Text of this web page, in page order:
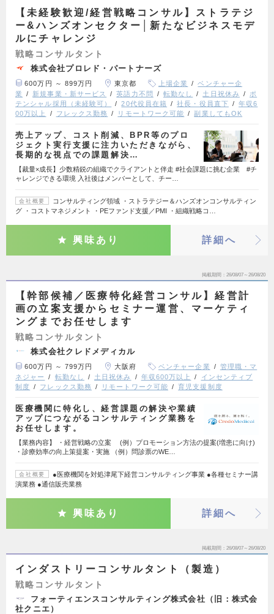
【未経験歓迎/経営戦略コンサル】ストラテジ
ー&ハンズオンセクター│新たなビジネスモデ
ルにチャレンジ
戦略コンサルタント
株式会社プロレド・パートナーズ
600万円 ～ 899万円 東京都 上場企業
ベンチャー企
業
新規事業・新サービス 英語力不問 転勤なし 土日祝休み
ポ
テンシャル採用（未経験可）
20代役員在籍 社長・役員直下
年収6
00万以上
フレックス勤務 リモートワーク可能 副業してもOK
売上アップ、コスト削減、BPR等のプロ
ジェクト実行支援に注力いただきながら、
長期的な視点での課題解決…
【裁量×成長】少数精鋭の組織でクライアントと伴走 #社会課題に挑む企業 #チ
ャレンジできる環境 入社後はメンバーとして、チー…
会社概要
コンサルティング領域 ・ストラテジー＆ハンズオンコンサルティン
グ ・コストマネジメント ・PEファンド支援／PMI ・組織戦略コ…
興味あり 詳細へ
掲載期間 26/08/07～26/08/20
【幹部候補／医療特化経営コンサル】経営計
画の立案支援からセミナー運営、マーケティ
ングまでお任せします
戦略コンサルタント
株式会社クレドメディカル
600万円 ～ 799万円 大阪府 ベンチャー企業
管理職・マ
ネジャー
転勤なし 土日祝休み 年収600万以上
インセンティブ
制度
フレックス勤務 リモートワーク可能 育児支援制度
医療機関に特化し、経営課題の解決や業績
アップにつながるコンサルティング業務を
お任せします。
【業務内容】 ・経営戦略の立案 (例）プロモーション方法の提案(増患に向け)
・診療効率の向上策提案・実施 （例）問診票のWE…
会社概要
●医療機関を対処津尾下経営コンサルティング事業 ●各種セミナー講
演業務 ●通信販売業務
興味あり 詳細へ
掲載期間 26/08/07～26/08/20
インダストリーコンサルタント（製造）
戦略コンサルタント
フォーティエンスコンサルティング株式会社（旧：株式会
社クニエ）